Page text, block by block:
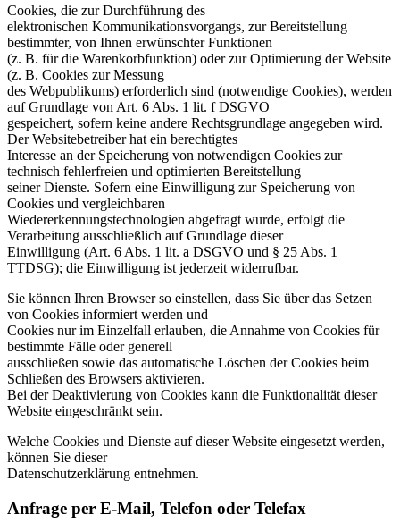
Cookies, die zur Durchführung des
elektronischen Kommunikationsvorgangs, zur Bereitstellung
bestimmter, von Ihnen erwünschter Funktionen
(z. B. für die Warenkorbfunktion) oder zur Optimierung der Website
(z. B. Cookies zur Messung
des Webpublikums) erforderlich sind (notwendige Cookies), werden
auf Grundlage von Art. 6 Abs. 1 lit. f DSGVO
gespeichert, sofern keine andere Rechtsgrundlage angegeben wird.
Der Websitebetreiber hat ein berechtigtes
Interesse an der Speicherung von notwendigen Cookies zur
technisch fehlerfreien und optimierten Bereitstellung
seiner Dienste. Sofern eine Einwilligung zur Speicherung von
Cookies und vergleichbaren
Wiedererkennungstechnologien abgefragt wurde, erfolgt die
Verarbeitung ausschließlich auf Grundlage dieser
Einwilligung (Art. 6 Abs. 1 lit. a DSGVO und § 25 Abs. 1
TTDSG); die Einwilligung ist jederzeit widerrufbar.
Sie können Ihren Browser so einstellen, dass Sie über das Setzen
von Cookies informiert werden und
Cookies nur im Einzelfall erlauben, die Annahme von Cookies für
bestimmte Fälle oder generell
ausschließen sowie das automatische Löschen der Cookies beim
Schließen des Browsers aktivieren.
Bei der Deaktivierung von Cookies kann die Funktionalität dieser
Website eingeschränkt sein.
Welche Cookies und Dienste auf dieser Website eingesetzt werden,
können Sie dieser
Datenschutzerklärung entnehmen.
Anfrage per E-Mail, Telefon oder Telefax